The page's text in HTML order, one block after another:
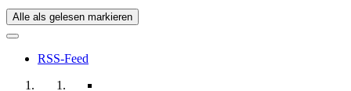
Alle als gelesen markieren
RSS-Feed